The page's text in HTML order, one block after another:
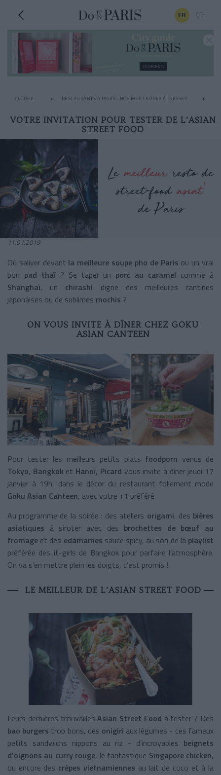
FR
ACCUEIL RESTAURANTS À PARIS : NOS MEILLEURES ADRESSES
VOTRE INVITATION POUR TESTER DE L’ASIAN
STREET FOOD
11.01.2019
Où saliver devant la meilleure soupe pho de Paris ou un vrai
bon pad thaï? Se taper un porc au caramel comme à
Shanghaï, un chirashi digne des meilleures cantines
japonaises ou de sublimes mochis ?
ON VOUS INVITE À DÎNER CHEZ GOKU
ASIAN CANTEEN
Pour tester les meilleurs petits plats foodporn venus de
Tokyo, Bangkok et Hanoï, Picard vous invite à dîner jeudi 17
janvier à 19h, dans le décor du restaurant follement mode
Goku Asian Canteen, avec votre +1 préféré.
Au programme de la soirée : des ateliers origami, des bières
asiatiques à siroter avec des brochettes de bœuf au
fromage et des edamames sauce spicy, au son de la playlist
préférée des it-girls de Bangkok pour parfaire l’atmosphère.
On va s’en mettre plein les doigts, c’est promis !
LE MEILLEUR DE L’ASIAN STREET FOOD
Leurs dernières trouvaillesAsian Street Food à tester ? Des
bao burgers trop bons, des onigiri aux légumes - ces fameux
petits sandwichs nippons au riz - d’incroyables beignets
d'oignons au curry rouge, le fantastique Singapore chicken,
ou encore des crêpes vietnamiennes au lait de coco et à la